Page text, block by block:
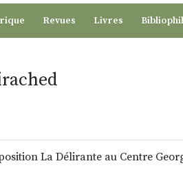
Revues Livres
La Délirante au Centre